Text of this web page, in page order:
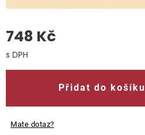
748 Kč
Přidat do košíku
Mate dotaz?